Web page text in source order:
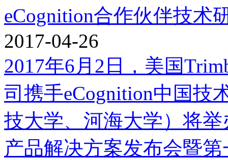
eCognition合作伙伴技术
2017-04-26
2017年6月2日，美国
司携手eCognition中国技
技大学、河海大学）将举
产品解决方案发布会暨